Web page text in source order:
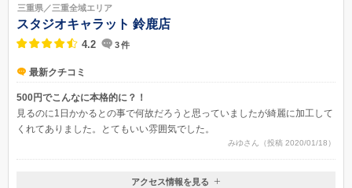
近鉄松阪駅より車で5分/伊勢自動車道松阪ICより車で15分（駐車場あ
り）
三重県／三重全域エリア
スタジオキャラット 鈴鹿店
4.2 3件
最新クチコミ
500円でこんなに本格的に？！
見るのに1日かかるとの事で何故だろうと思っていましたが綺麗に加工して
くれてありました。とてもいい雰囲気でした。
みゆさん（投稿 2020/01/18）
アクセス情報を見る